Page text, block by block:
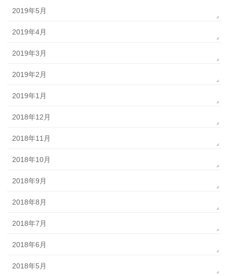
2019年5月
2019年4月
2019年3月
2019年2月
2019年1月
2018年12月
2018年11月
2018年10月
2018年9月
2018年8月
2018年7月
2018年6月
2018年5月